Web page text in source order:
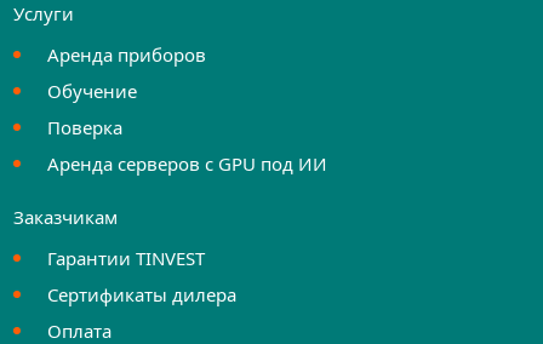
Услуги
Аренда приборов
Обучение
Поверка
Аренда серверов с GPU под ИИ
Заказчикам
Гарантии TINVEST
Сертификаты дилера
Оплата